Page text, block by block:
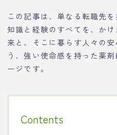
この記事は、単なる転職先
知識と経験のすべてを、か
来と、そこに暮らす人々の
う、強い使命感を持った薬
ージです。
Contents